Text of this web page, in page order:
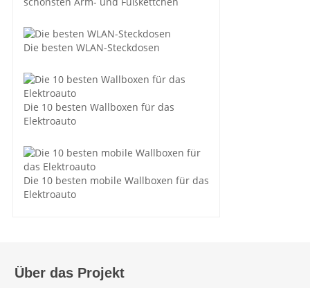
Die besten WLAN-Steckdosen
Die 10 besten Wallboxen für das
Elektroauto
Die 10 besten mobile Wallboxen für das
Elektroauto
Über das Projekt